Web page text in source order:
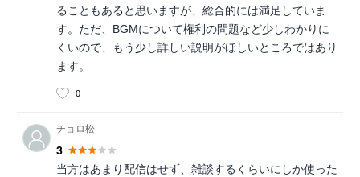
ることもあると思いますが、総合的には満足していま
す。ただ、BGMについて権利の問題など少しわかりに
くいので、もう少し詳しい説明がほしいところではあり
ます。
0
チョロ松
3
当方はあまり配信はせず、雑談するくらいにしか使った